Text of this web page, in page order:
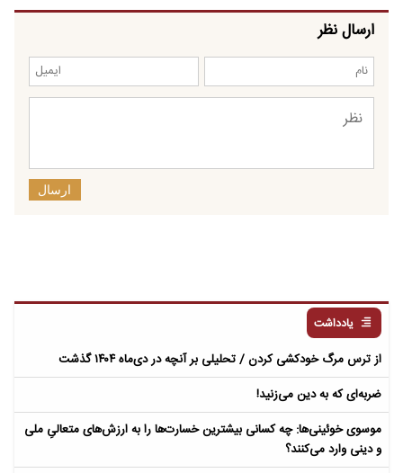
ارسال نظر
ارسال
یادداشت
از ترس مرگ خودکشی کردن / تحلیلی بر آنچه در دی‌ماه ۱۴۰۴ گذشت
ضربه‌ای که به دین می‌زنید!
موسوی خوئینی‌ها: چه کسانی بیشترین خسارت‌ها را به ارزش‌های متعالیِ ملی
و دینی وارد می‌کنند؟